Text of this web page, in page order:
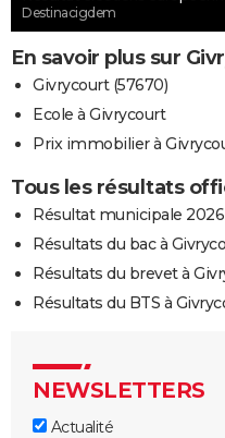
Destinacigdem
En savoir plus sur
Givrycourt (57670)
Ecole à Givrycourt
Prix immobilier à
Tous les résultats
Résultat municipale
Résultats du bac à
Résultats du brevet à
Résultats du BTS à
NEWSLETTERS
Actualité